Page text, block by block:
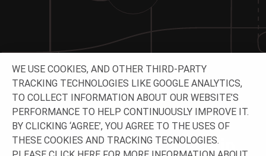
SUIVEZ-NOUS
WE USE COOKIES, AND OTHER THIRD-PARTY
TRACKING TECHNOLOGIES LIKE GOOGLE ANALYTICS,
TO COLLECT INFORMATION ABOUT OUR WEBSITE’S
PERFORMANCE TO HELP CONTINUOUSLY IMPROVE IT.
BY CLICKING ‘AGREE’, YOU AGREE TO THE USES OF
THESE COOKIES AND TRACKING TECNOLOGIES.